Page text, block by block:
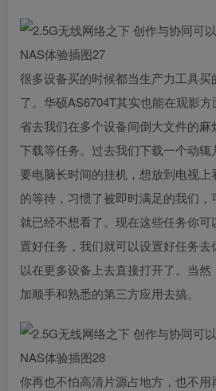
很多设备买的时候都当生产力工具
了。华硕AS6704T其实也能在观影
省去我们在多个设备间倒大文件的
下载等任务。过去我们下载一个动
要电脑长时间的挂机，想放到电视
的等待，习惯了被即时满足的我们，
就已经不想看了。现在这些任务你
置好任务，我们就可以设置好任务
以在更多设备上去直接打开了。当
加顺手和熟悉的第三方应用去搞。
你再也不怕高清片源占地方，也不